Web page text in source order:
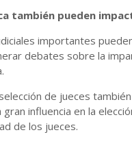
también pueden
importantes
debates sobre la
de jueces
influencia en la
de los jueces.